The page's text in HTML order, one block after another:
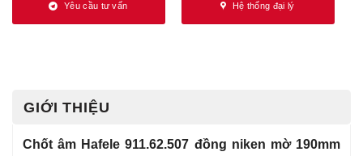
Yêu cầu tư vấn Hệ thống đại lý
GIỚI THIỆU
Chốt âm Hafele 911.62.507 đồng niken mờ 190mm